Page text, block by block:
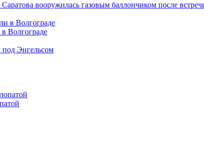
вооружилась газовым баллончиком после
Волгограде
под Энгельсом